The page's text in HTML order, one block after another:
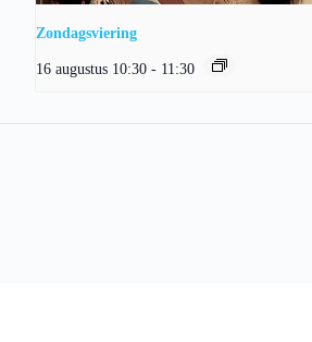
Zondagsviering
16 augustus 10:30 - 11:30